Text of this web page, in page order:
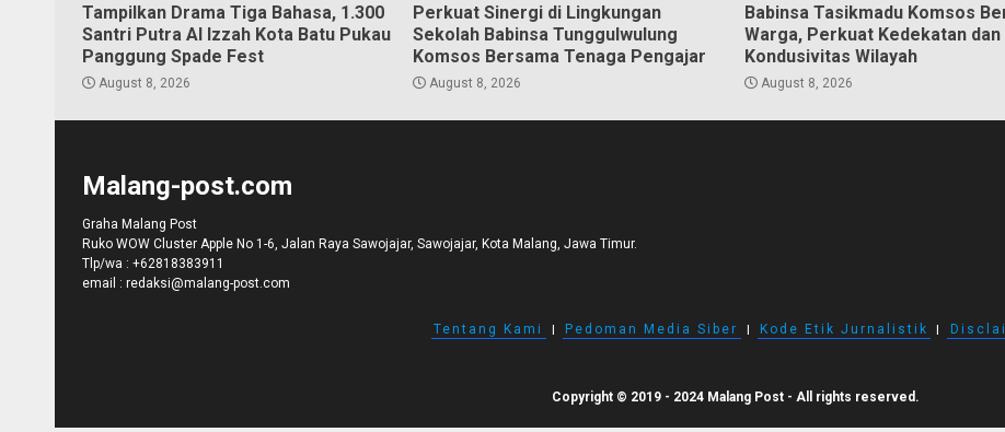
Tampilkan Drama Tiga Bahasa, 1.300
Santri Putra Al Izzah Kota Batu Pukau
Panggung Spade Fest
August 8, 2026
Perkuat Sinergi di Lingkungan
Sekolah Babinsa Tunggulwulung
Komsos Bersama Tenaga Pengajar
August 8, 2026
Babinsa Tasikmadu Komsos
Warga, Perkuat Kedekatan dan
Kondusivitas Wilayah
August 8, 2026
Malang-post.com
Graha Malang Post
Ruko WOW Cluster Apple No 1-6, Jalan Raya Sawojajar, Sawojajar, Kota Malang, Jawa Timur.
Tlp/wa : +62818383911
email : redaksi@malang-post.com
Tentang Kami I Pedoman Media Siber I Kode Etik Jurnalistik I
Copyright © 2019 - 2024 Malang Post - All rights reserved.